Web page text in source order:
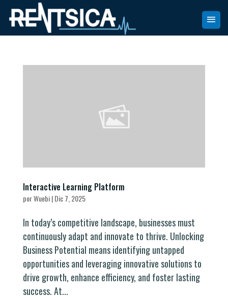
Interactive Learning Platform
porWuebi|Dic 7, 2025
In today’s competitive landscape, businesses must
continuously adapt and innovate to thrive. Unlocking
Business Potential means identifying untapped
opportunities and leveraging innovative solutions to
drive growth, enhance efficiency, and foster lasting
success. At...